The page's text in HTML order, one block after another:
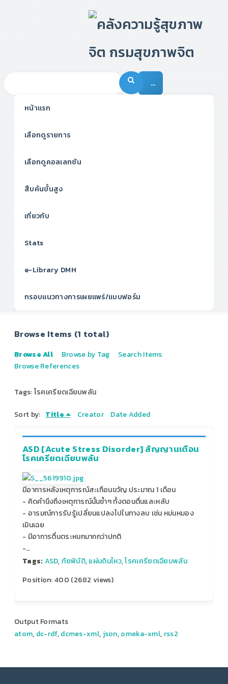
…
หน้าแรก
เลือกดูรายการ
เลือกดูคอลเลกชัน
สืบค้นขั้นสูง
เกี่ยวกับ
Stats
e-Library DMH
กรอบแนวทางการเผยแพร่/แบบฟอร์ม
Browse Items (1 total)
Browse All Browse by Tag
Search Items
Browse References
Tags: โรคเครียดเฉียบพลัน
Sort by: Title Creator Date Added
ASD [Acute Stress Disorder] สัญญานเตือน
โรคเครียดเฉียบพลัน
มีอาการหลังเหตุการณ์สะเทือนขวัญ ประมาณ 1 เดือน
- คิดคำนึงถึงเหตุการณ์นั้นซ้ำๆ ทั้งตอนตื่นและหลับ
- อารมณ์การรับรู้เปลี่ยนแปลงไปในทางลบ เช่น หม่นหมอง
เมินเฉย
- มีอาการตื่นตระหนกมากกว่าปกติ
-…
Tags: ASD,ภัยพิบัติ,แผ่นดินไหว,โรคเครียดเฉียบพลัน
Position:400 (2682 views)
Output Formats
atom, dc-rdf,dcmes-xml, json,omeka-xml, rss2